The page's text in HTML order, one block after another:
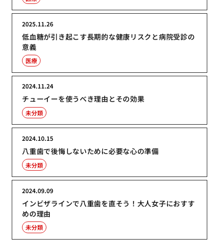
低血糖が引き起こす長期的な健康リスクと病院受診の
意義
2025.11.26
医療
チューイーを使うべき理由とその効果
2024.11.24
未分類
八重歯で後悔しないために必要な心の準備
2024.10.15
未分類
インビザラインで八重歯を直そう！大人女子におすす
めの理由
2024.09.09
未分類